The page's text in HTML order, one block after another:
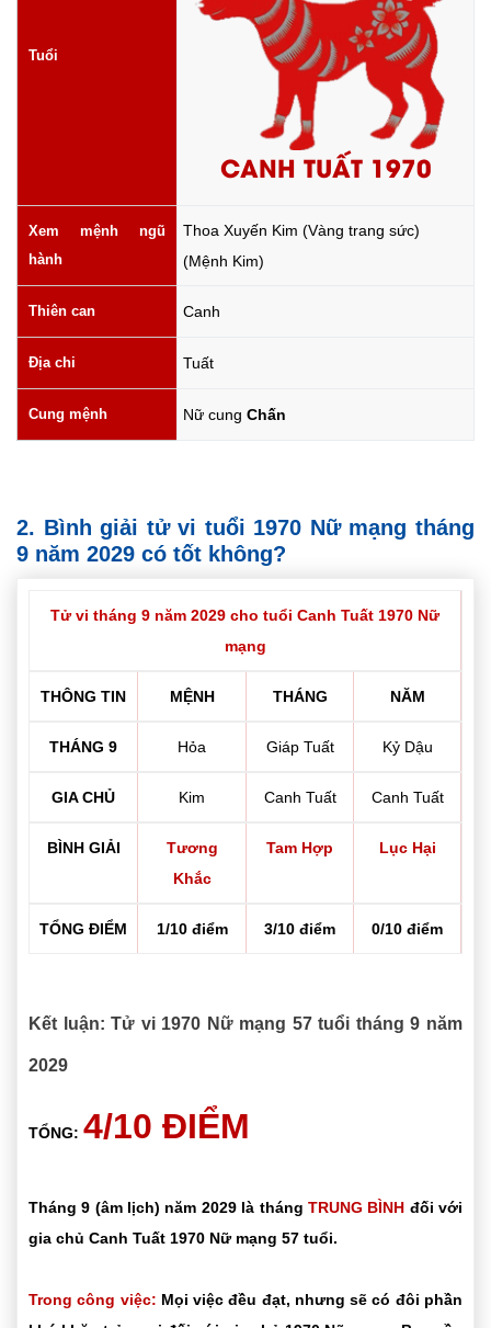
Tuổi
CANH TUẤT 1970
Xem mệnh ngũ
hành
Thoa Xuyến Kim (Vàng trang sức)
(Mệnh Kim)
Thiên can Canh
Địa chi Tuất
Cung mệnh Nữ cung Chấn
2. Bình giải tử vi tuổi 1970 Nữ mạng tháng
9 năm 2029 có tốt không?
Tử vi tháng 9 năm 2029 cho tuổi Canh Tuất 1970 Nữ
mạng
THÔNG TIN MỆNH THÁNG NĂM
THÁNG 9 Hỏa Giáp Tuất Kỷ Dậu
GIA CHỦ Kim Canh Tuất Canh Tuất
BÌNH GIẢI
Tương
Khắc
Tam Hợp Lục Hại
TỔNG ĐIỂM 1/10 điểm 3/10 điểm 0/10 điểm
Kết luận: Tử vi 1970 Nữ mạng 57 tuổi tháng 9 năm
2029
TỔNG: 4/10 ĐIỂM
Tháng 9 (âm lịch) năm 2029 là tháng TRUNG BÌNH đối với
gia chủ Canh Tuất 1970 Nữ mạng 57 tuổi.
Trong công việc: Mọi việc đều đạt, nhưng sẽ có đôi phần